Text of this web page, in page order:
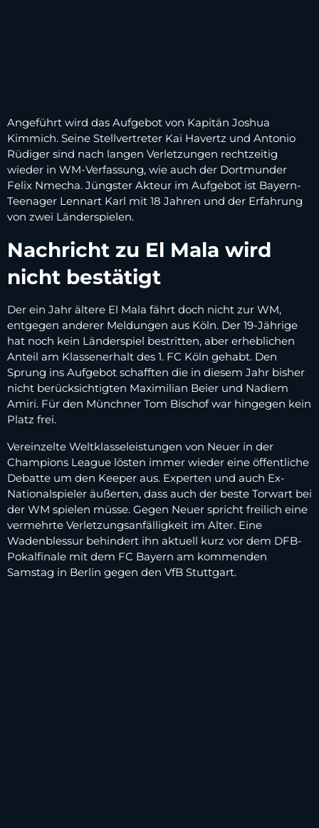
Angeführt wird das Aufgebot von Kapitän Joshua
Kimmich. Seine Stellvertreter Kai Havertz und Antonio
Rüdiger sind nach langen Verletzungen rechtzeitig
wieder in WM-Verfassung, wie auch der Dortmunder
Felix Nmecha. Jüngster Akteur im Aufgebot ist Bayern-
Teenager Lennart Karl mit 18 Jahren und der Erfahrung
von zwei Länderspielen.
Nachricht zu El Mala wird
nicht bestätigt
Der ein Jahr ältere El Mala fährt doch nicht zur WM,
entgegen anderer Meldungen aus Köln. Der 19-Jährige
hat noch kein Länderspiel bestritten, aber erheblichen
Anteil am Klassenerhalt des 1. FC Köln gehabt. Den
Sprung ins Aufgebot schafften die in diesem Jahr bisher
nicht berücksichtigten Maximilian Beier und Nadiem
Amiri. Für den Münchner Tom Bischof war hingegen kein
Platz frei.
Vereinzelte Weltklasseleistungen von Neuer in der
Champions League lösten immer wieder eine öffentliche
Debatte um den Keeper aus. Experten und auch Ex-
Nationalspieler äußerten, dass auch der beste Torwart bei
der WM spielen müsse. Gegen Neuer spricht freilich eine
vermehrte Verletzungsanfälligkeit im Alter. Eine
Wadenblessur behindert ihn aktuell kurz vor dem DFB-
Pokalfinale mit dem FC Bayern am kommenden
Samstag in Berlin gegen den VfB Stuttgart.